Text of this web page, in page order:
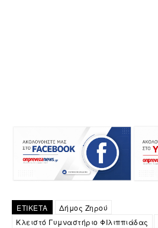
ΕΤΙΚΕΤΑ
Δήμος Ζηρού
Κλειστό Γυμναστήριο ΦΙλιππιάδας